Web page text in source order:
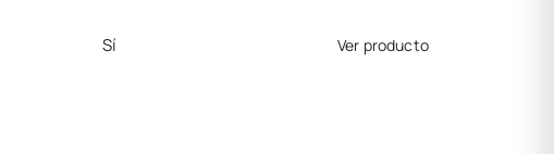
Sí Ver producto